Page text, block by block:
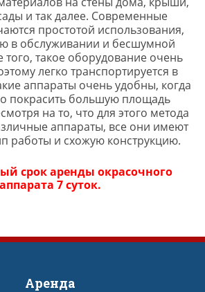
и так далее. Современные
простотой использования,
в обслуживании и бесшумной
такое оборудование очень
легко транспортируется в
аппараты очень удобны, когда
покрасить большую площадь
на то, что для этого метода
аппараты, все они имеют
работы и схожую конструкцию.
срок аренды окрасочного
аппарата 7 суток.
Аренда